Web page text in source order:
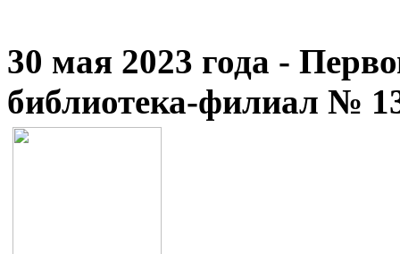
30 мая 2023 года -
библиотека-филиал №